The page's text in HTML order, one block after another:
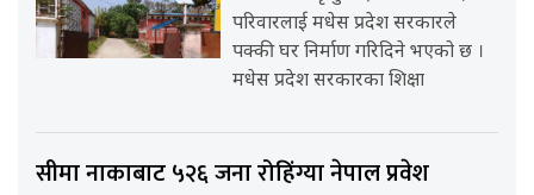
परिवारलाई मधेस प्रदेश सरकारले
पक्की घर निर्माण गरिदिने भएको छ ।
मधेस प्रदेश सरकारका शिक्षा
सीमा नाकाबाट ५२६ जना रोहिंग्या नेपाल प्रवेश